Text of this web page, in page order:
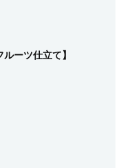
ーツ仕立て】